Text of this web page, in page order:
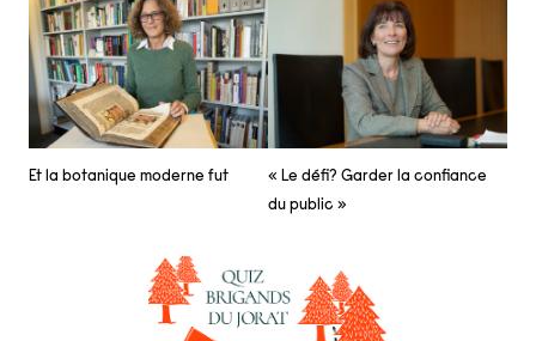
Et la botanique moderne fut
« Le défi? Garder la confiance
du public »